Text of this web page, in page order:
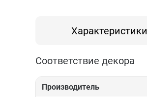
Характеристики
Соответствие декора
Производитель